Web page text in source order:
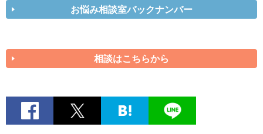
お悩み相談室バックナンバー
相談はこちらから